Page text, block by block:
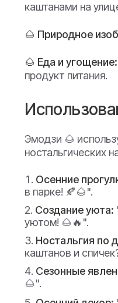
каштанами на
🌰 Природное
🌰 Еда и угощение:
продукт питания.
Эмодзи 🌰
ностальгических
Осенние
в парке! 🍂🌰".
Создание уюта:
уютом! 🌰🔥".
Ностальгия по
каштанов и
Сезонные
🌰".